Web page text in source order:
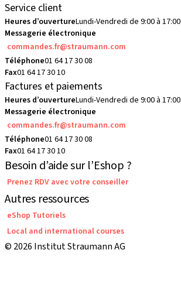
Service client
Heures d’ouvertureLundi-Vendredi de 9:00 à 17:00
Messagerie électronique
commandes.fr@straumann.com
Téléphone01 64 17 30 08
Fax01 64 17 30 10
Factures et paiements
Heures d’ouvertureLundi-Vendredi de 9:00 à 17:00
Messagerie électronique
commandes.fr@straumann.com
Téléphone01 64 17 30 08
Fax01 64 17 30 10
Besoin d’aide sur l’Eshop ?
Prenez RDV avec votre conseiller
Autres ressources
eShop Tutoriels
Local and international courses
© 2026 Institut Straumann AG